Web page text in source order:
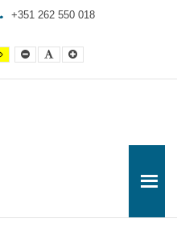
+351 262 550 018
Yellow
and
contrast
Smaller
Font
Letra
por
Letra
maior